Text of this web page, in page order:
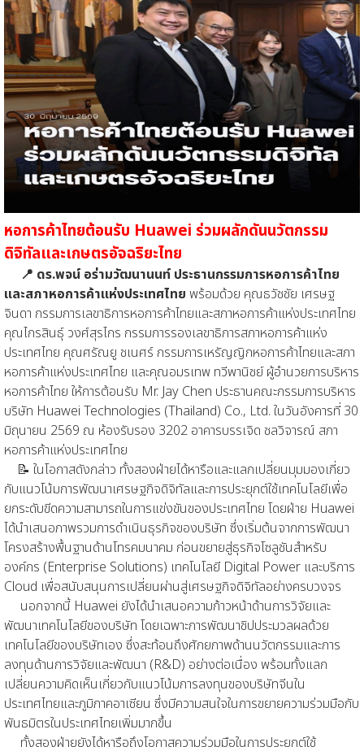
หอการค้าไทยต้อนรับ Huawei ร่วมผลักดันนวัตกรรม
ดิจิทัลและเกษตรอัจฉริยะไทย
📍 ดร.พจน์ อร่ามวัฒนานนท์ ประธานกรรมการหอการค้าไทย
และสภาหอการค้าแห่งประเทศไทย พร้อมด้วย คุณธวัชชัย เศรษฐ
จินดา กรรมการเลขาธิการหอการค้าไทยและสภาหอการค้าแห่งประเทศไทย
คุณไกรสินธุ์ วงศ์สุรไกร กรรมการรองเลขาธิการสภาหอการค้าแห่ง
ประเทศไทย คุณศรัณยู ชเนศร์ กรรมการเหรัญญิกหอการค้าไทยและสภา
หอการค้าแห่งประเทศไทย และคุณอมรเทพ ทวีพานิชย์ ผู้อำนวยการบริหาร
หอการค้าไทย ให้การต้อนรับ Mr. Jay Chen ประธานคณะกรรมการบริหาร
บริษัท Huawei Technologies (Thailand) Co., Ltd. ในวันอังคารที่ 30
มิถุนายน 2569 ณ ห้องรับรอง 3202 อาคารบรรเจิด ชลวิจารณ์ สภา
หอการค้าแห่งประเทศไทย
📝 ในโอกาสดังกล่าว ทั้งสองฝ่ายได้หารือและแลกเปลี่ยนมุมมองเกี่ยว
กับแนวโน้มการพัฒนาเศรษฐกิจดิจิทัลและการประยุกต์ใช้เทคโนโลยีเพื่อ
ยกระดับขีดความสามารถในการแข่งขันของประเทศไทย โดยฝ่าย Huawei
ได้นำเสนอภาพรวมการดำเนินธุรกิจของบริษัท ซึ่งเริ่มต้นจากการพัฒนา
โครงสร้างพื้นฐานด้านโทรคมนาคม ก่อนขยายสู่ธุรกิจโซลูชันสำหรับ
องค์กร (Enterprise Solutions) เทคโนโลยี Digital Power และบริการ
Cloud เพื่อสนับสนุนการเปลี่ยนผ่านสู่เศรษฐกิจดิจิทัลอย่างครบวงจร
นอกจากนี้ Huawei ยังได้นำเสนอความก้าวหน้าด้านการวิจัยและ
พัฒนาเทคโนโลยีของบริษัท โดยเฉพาะการพัฒนาชิปประมวลผลด้วย
เทคโนโลยีของบริษัทเอง ซึ่งสะท้อนถึงศักยภาพด้านนวัตกรรมและการ
ลงทุนด้านการวิจัยและพัฒนา (R&D) อย่างต่อเนื่อง พร้อมทั้งแลก
เปลี่ยนความคิดเห็นเกี่ยวกับแนวโน้มการลงทุนของบริษัทจีนใน
ประเทศไทยและภูมิภาคอาเซียน ซึ่งมีความสนใจในการขยายความร่วมมือกับ
พันธมิตรในประเทศไทยเพิ่มมากขึ้น
ทั้งสองฝ่ายยังได้หารือถึงโอกาสความร่วมมือในการประยุกต์ใช้